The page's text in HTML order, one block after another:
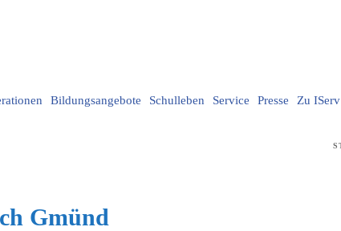
Bildungsangebote Schulleben Service Presse Zu IServ
Gmünd